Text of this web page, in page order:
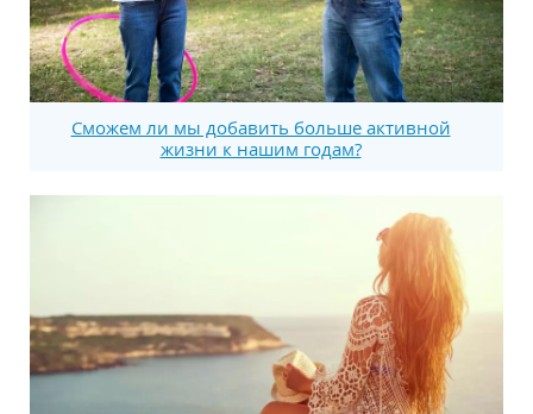
Сможем ли мы добавить больше активной
жизни к нашим годам?